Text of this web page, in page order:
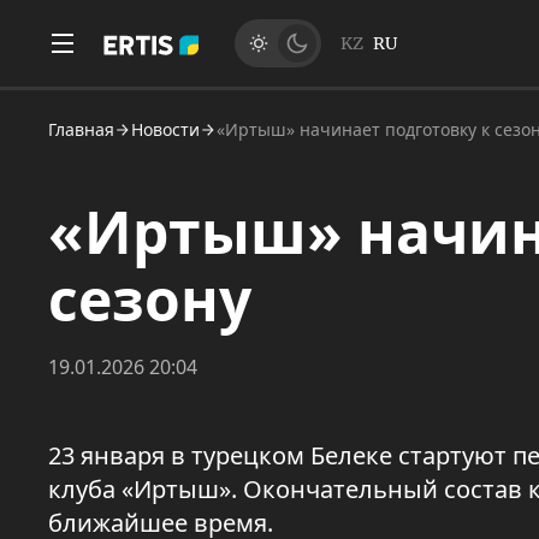
KZ RU
Главная Новости «Иртыш» начинает подготовку к
«Иртыш»
сезону
19.01.2026 20:04
23 января в турецком Белеке стартуют
клуба «Иртыш». Окончательный состав
ближайшее время.